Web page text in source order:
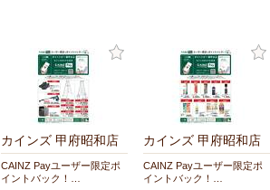
カインズ 甲府昭和店
CAINZ Payユーザー限定ポ
イントバック！…
カインズ 甲府昭和店
CAINZ Payユーザー限定ポ
イントバック！…